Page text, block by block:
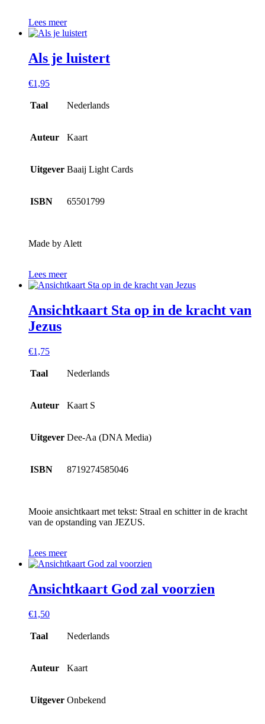
Lees meer
Als je luistert
€1,95
Taal Nederlands
Auteur Kaart
Uitgever Baaij Light Cards
ISBN 65501799
Made by Alett
Lees meer
Ansichtkaart Sta op in de kracht van
Jezus
€1,75
Taal Nederlands
Auteur Kaart S
Uitgever Dee-Aa (DNA Media)
ISBN 8719274585046
Mooie ansichtkaart met tekst: Straal en schitter in de kracht
van de opstanding van JEZUS.
Lees meer
Ansichtkaart God zal voorzien
€1,50
Taal Nederlands
Auteur Kaart
Uitgever Onbekend